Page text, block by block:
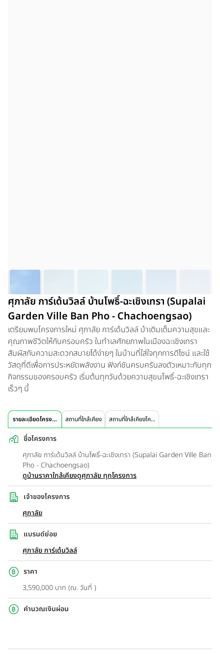
ศุภาลัย การ์เด้นวิลล์ บ้านโพธิ์-ฉะเชิงเทรา (Supalai
Garden Ville Ban Pho - Chachoengsao)
เตรียมพบโครงการใหม่ ศุภาลัย การ์เด้นวิลล์ บ้าเติมเต็มความสุขและ
คุณภาพชีวิตให้กับครอบครัว ในทำเลศักยภาพในเมืองฉะเชิงเทรา
สัมผัสกับความสะดวกสบายได้ง่ายๆ ในบ้านที่ใส่ใจทุกการดีไซน์ และใช้
วัสดุที่ดีเพื่อการประหยัดพลังงาน ฟังก์ชันครบครันลงตัวเหมาะกับทุก
กิจกรรมของครอบครัว เริ่มต้นทุกวันด้วยความสุขนโพธิ์-ฉะเชิงเทรา
เร็วๆ นี้
รายละเอียดโครงการ สถานที่ใกล้เคียง สถานที่ใกล้เคียงโครงการ
ชื่อโครงการ
ศุภาลัย การ์เด้นวิลล์ บ้านโพธิ์-ฉะเชิงเทรา (Supalai Garden Ville Ban
Pho - Chachoengsao)
ดูบ้านราคาใกล้เคียงดูศุภาลัย ทุกโครงการ
เจ้าของโครงการ
ศุภาลัย
แบรนด์ย่อย
ศุภาลัย การ์เด้นวิลล์
ราคา
3,590,000 บาท (ณ. วันที่ )
คำนวณเงินผ่อน